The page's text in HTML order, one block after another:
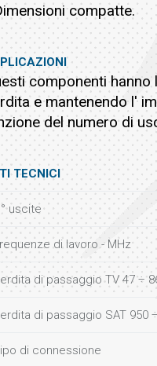
compatte.
componenti
e mantenendo l'
del numero di
TECNICI
uscite
di lavoro - MHz
di passaggio TV 47 ÷
di passaggio SAT 950
di connessione